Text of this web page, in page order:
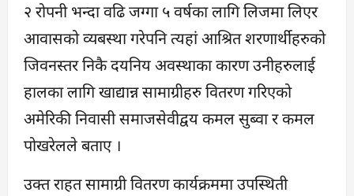
२ रोपनी भन्दा वढि जग्गा ५ वर्षका लागि लिजमा लिएर
आवासको व्यबस्था गरेपनि त्यहां आश्रित शरणार्थीहरुको
जिवनस्तर निकै दयनिय अवस्थाका कारण उनीहरुलाई
हालका लागि खाद्यान्न सामाग्रीहरु वितरण गरिएको
अमेरिकी निवासी समाजसेवीद्वय कमल सुब्वा र कमल
पोखरेलले बताए ।
उक्त राहत सामाग्री वितरण कार्यक्रममा उपस्थिती